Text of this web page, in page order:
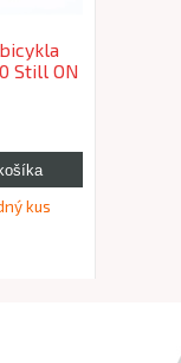
Still ON
kus